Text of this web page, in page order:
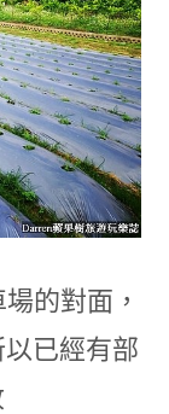
的對面 ，
以已經有部